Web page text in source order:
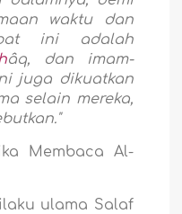
waktu dan
ini adalah
âq, dan imam-
juga dikuatkan
selain mereka,
Membaca Al-
ulama Salaf